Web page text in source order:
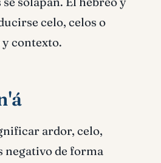
celo, celos o
contexto.
ardor, celo,
negativo de forma